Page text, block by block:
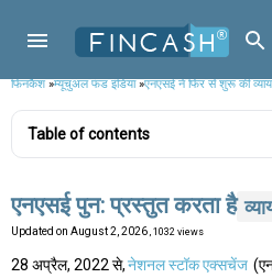
फिनकैश»म्यूचुअल फंड इंडिया»एनएसई ने फिर से शुरू की
Table of contents
एनएसई पुन: प्रस्तुत करता है
Updated on August 2, 2026 , 1032 views
28 अप्रैल, 2022 से,नेशनल स्टॉक एक्सचेंज